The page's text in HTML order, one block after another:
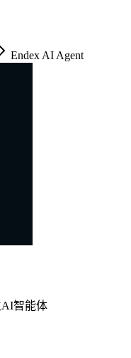
Endex AI Agent
AI智能体